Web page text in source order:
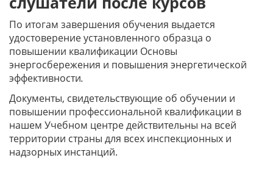
По итогам завершения обучения выдается
удостоверение установленного образца о
повышении квалификации Основы
энергосбережения и повышения энергетической
эффективности.
Документы, свидетельствующие об обучении и
повышении профессиональной квалификации в
нашем Учебном центре действительны на всей
территории страны для всех инспекционных и
надзорных инстанций.